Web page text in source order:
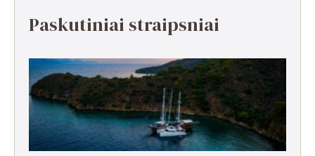
Paskutiniai straipsniai